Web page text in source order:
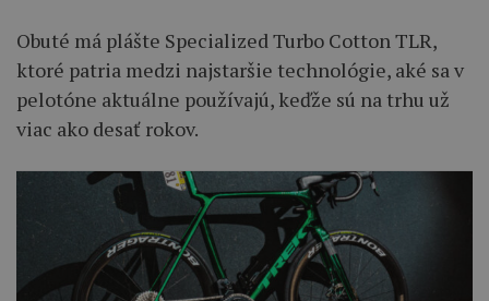
Obuté má plášte Specialized Turbo Cotton TLR,
ktoré patria medzi najstaršie technológie, aké sa v
pelotóne aktuálne používajú, keďže sú na trhu už
viac ako desať rokov.